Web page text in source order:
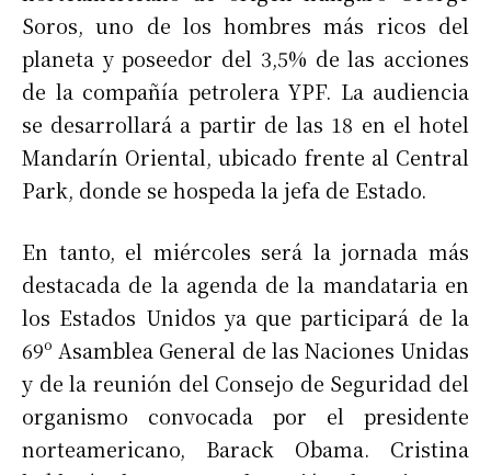
Soros, uno de los hombres más ricos del
planeta y poseedor del 3,5% de las acciones
de la compañía petrolera YPF. La audiencia
se desarrollará a partir de las 18 en el hotel
Mandarín Oriental, ubicado frente al Central
Park, donde se hospeda la jefa de Estado.
En tanto, el miércoles será la jornada más
destacada de la agenda de la mandataria en
los Estados Unidos ya que participará de la
69º Asamblea General de las Naciones Unidas
y de la reunión del Consejo de Seguridad del
organismo convocada por el presidente
norteamericano, Barack Obama. Cristina